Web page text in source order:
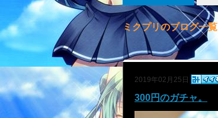
ミクプリのブログ一覧
2019年02月25日
300円のガチャ。